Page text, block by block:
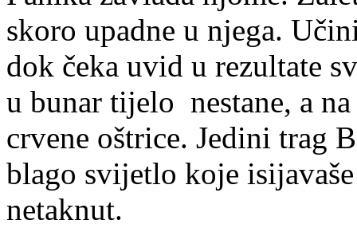
skoro upadne u njega.
dok čeka uvid u rezultate
u bunar tijelo nestane, a
crvene oštrice. Jedini trag
blago svijetlo koje
netaknut.